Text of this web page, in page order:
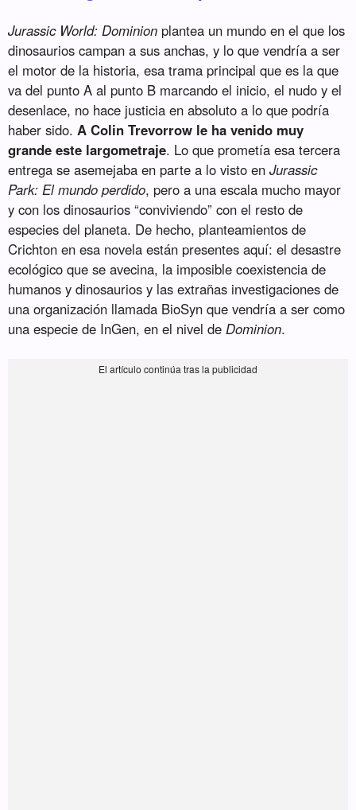
Jurassic World: Dominion plantea un mundo en el que los
dinosaurios campan a sus anchas, y lo que vendría a ser
el motor de la historia, esa trama principal que es la que
va del punto A al punto B marcando el inicio, el nudo y el
desenlace, no hace justicia en absoluto a lo que podría
haber sido. A Colin Trevorrow le ha venido muy
grande este largometraje. Lo que prometía esa tercera
entrega se asemejaba en parte a lo visto enJurassic
Park: El mundo perdido, pero a una escala mucho mayor
y con los dinosaurios “conviviendo” con el resto de
especies del planeta. De hecho, planteamientos de
Crichton en esa novela están presentes aquí: el desastre
ecológico que se avecina, la imposible coexistencia de
humanos y dinosaurios y las extrañas investigaciones de
una organización llamada BioSyn que vendría a ser como
una especie de InGen, en el nivel de Dominion.